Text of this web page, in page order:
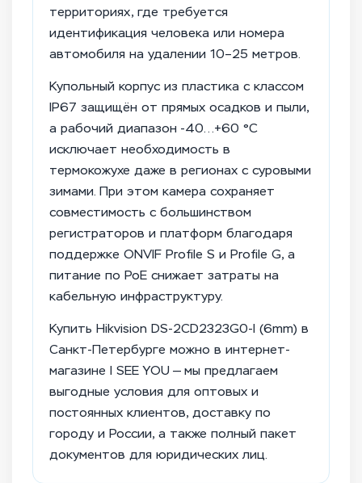
территориях, где требуется
идентификация человека или номера
автомобиля на удалении 10–25 метров.
Купольный корпус из пластика с классом
IP67 защищён от прямых осадков и пыли,
а рабочий диапазон -40…+60 °C
исключает необходимость в
термокожухе даже в регионах с суровыми
зимами. При этом камера сохраняет
совместимость с большинством
регистраторов и платформ благодаря
поддержке ONVIF Profile S и Profile G, а
питание по PoE снижает затраты на
кабельную инфраструктуру.
Купить Hikvision DS-2CD2323G0-I (6mm) в
Санкт-Петербурге можно в интернет-
магазине I SEE YOU — мы предлагаем
выгодные условия для оптовых и
постоянных клиентов, доставку по
городу и России, а также полный пакет
документов для юридических лиц.